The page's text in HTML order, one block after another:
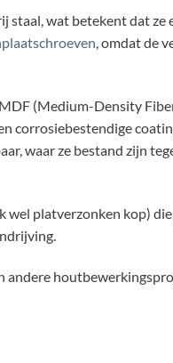
staal, wat betekent dat ze
, omdat de
(Medium-Density
corrosiebestendige
waar ze bestand zijn
platverzonken kop)
andere